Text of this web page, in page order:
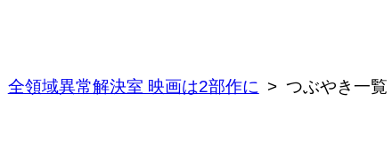
全領域異常解決室 映画は2部作に つぶやき一覧